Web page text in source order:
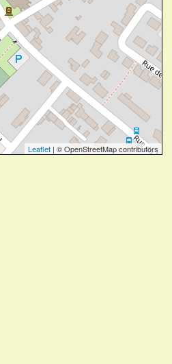
Leaflet | © OpenStreetMap contributors